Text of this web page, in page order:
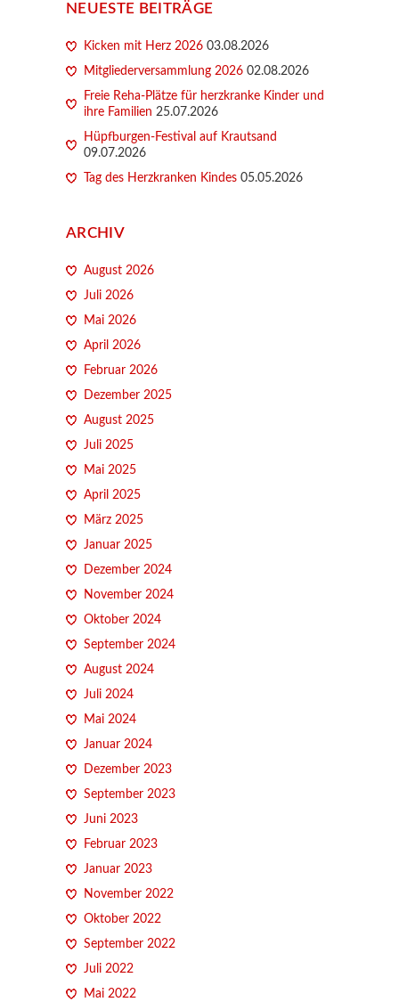
NEUESTE BEITRÄGE
Kicken mit Herz 2026 03.08.2026
Mitgliederversammlung 2026 02.08.2026
Freie Reha-Plätze für herzkranke Kinder und
ihre Familien 25.07.2026
Hüpfburgen-Festival auf Krautsand
09.07.2026
Tag des Herzkranken Kindes 05.05.2026
ARCHIV
August 2026
Juli 2026
Mai 2026
April 2026
Februar 2026
Dezember 2025
August 2025
Juli 2025
Mai 2025
April 2025
März 2025
Januar 2025
Dezember 2024
November 2024
Oktober 2024
September 2024
August 2024
Juli 2024
Mai 2024
Januar 2024
Dezember 2023
September 2023
Juni 2023
Februar 2023
Januar 2023
November 2022
Oktober 2022
September 2022
Juli 2022
Mai 2022